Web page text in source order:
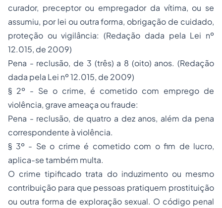
curador, preceptor ou empregador da vítima, ou se
assumiu, por lei ou outra forma, obrigação de cuidado,
proteção ou vigilância: (Redação dada pela Lei nº
12.015, de 2009)
Pena - reclusão, de 3 (três) a 8 (oito) anos. (Redação
dada pela Lei nº 12.015, de 2009)
§ 2º - Se o crime, é cometido com emprego de
violência, grave ameaça ou fraude:
Pena - reclusão, de quatro a dez anos, além da pena
correspondente à violência.
§ 3º - Se o crime é cometido com o fim de lucro,
aplica-se também multa.
O crime tipificado trata do induzimento ou mesmo
contribuição para que pessoas pratiquem prostituição
ou outra forma de exploração sexual. O código penal